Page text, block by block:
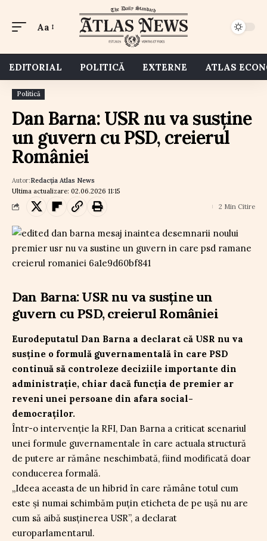
Aa
EDITORIAL POLITICĂ EXTERNE ATLAS
Politică
Dan Barna: USR nu va susține
un guvern cu PSD, creierul
României
Ultima actualizare: 02.06.2026 11:15
Autor:Redacția Atlas News
2 Min Citire
Dan Barna: USR nu va susține un
guvern cu PSD, creierul României
Eurodeputatul Dan Barna a declarat că USR nu va
susține o formulă guvernamentală în care PSD
continuă să controleze deciziile importante din
administrație, chiar dacă funcția de premier ar
reveni unei persoane din afara social-
democraților.
Într-o intervenție la RFI, Dan Barna a criticat scenariul
unei formule guvernamentale în care actuala structură
de putere ar rămâne neschimbată, fiind modificată doar
conducerea formală.
„Ideea aceasta de un hibrid în care rămâne totul cum
este și numai schimbăm puțin eticheta de pe ușă nu are
cum să aibă susținerea USR”, a declarat
europarlamentarul.